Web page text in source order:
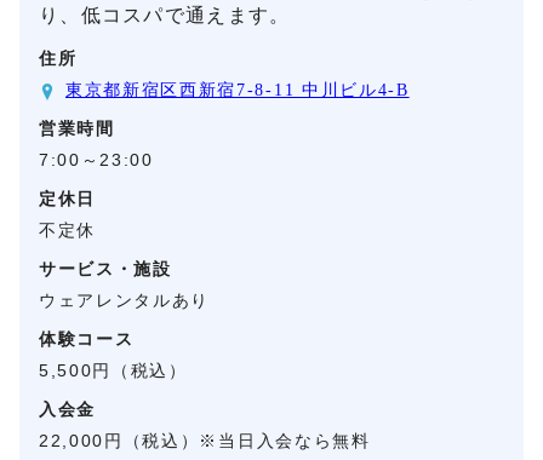
り、低コスパで通えます。
住所
東京都新宿区西新宿7-8-11 中川ビル4-B
営業時間
7:00～23:00
定休日
不定休
サービス・施設
ウェアレンタルあり
体験コース
5,500円（税込）
入会金
22,000円（税込）※当日入会なら無料